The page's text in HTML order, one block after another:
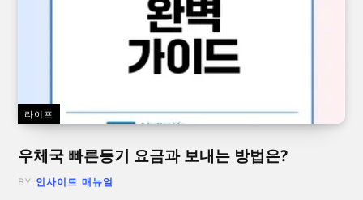
라이프
우체국 빠른등기 요금과 보내는 방법은?
BY 인사이트 매뉴얼